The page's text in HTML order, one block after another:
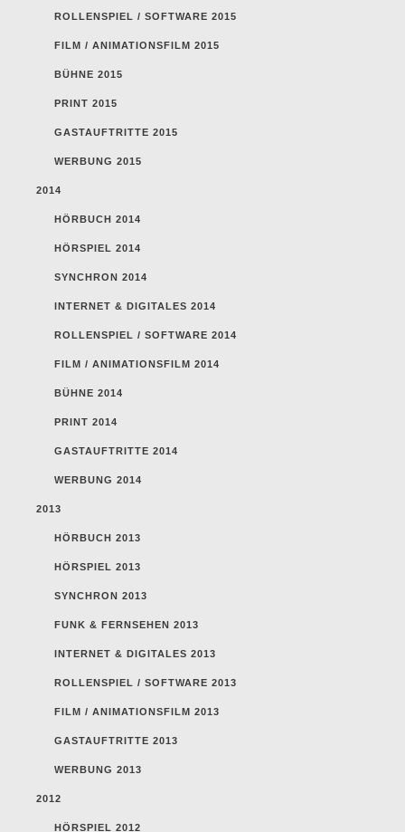
ROLLENSPIEL / SOFTWARE 2015
FILM / ANIMATIONSFILM 2015
BÜHNE 2015
PRINT 2015
GASTAUFTRITTE 2015
WERBUNG 2015
2014
HÖRBUCH 2014
HÖRSPIEL 2014
SYNCHRON 2014
INTERNET & DIGITALES 2014
ROLLENSPIEL / SOFTWARE 2014
FILM / ANIMATIONSFILM 2014
BÜHNE 2014
PRINT 2014
GASTAUFTRITTE 2014
WERBUNG 2014
2013
HÖRBUCH 2013
HÖRSPIEL 2013
SYNCHRON 2013
FUNK & FERNSEHEN 2013
INTERNET & DIGITALES 2013
ROLLENSPIEL / SOFTWARE 2013
FILM / ANIMATIONSFILM 2013
GASTAUFTRITTE 2013
WERBUNG 2013
2012
HÖRSPIEL 2012